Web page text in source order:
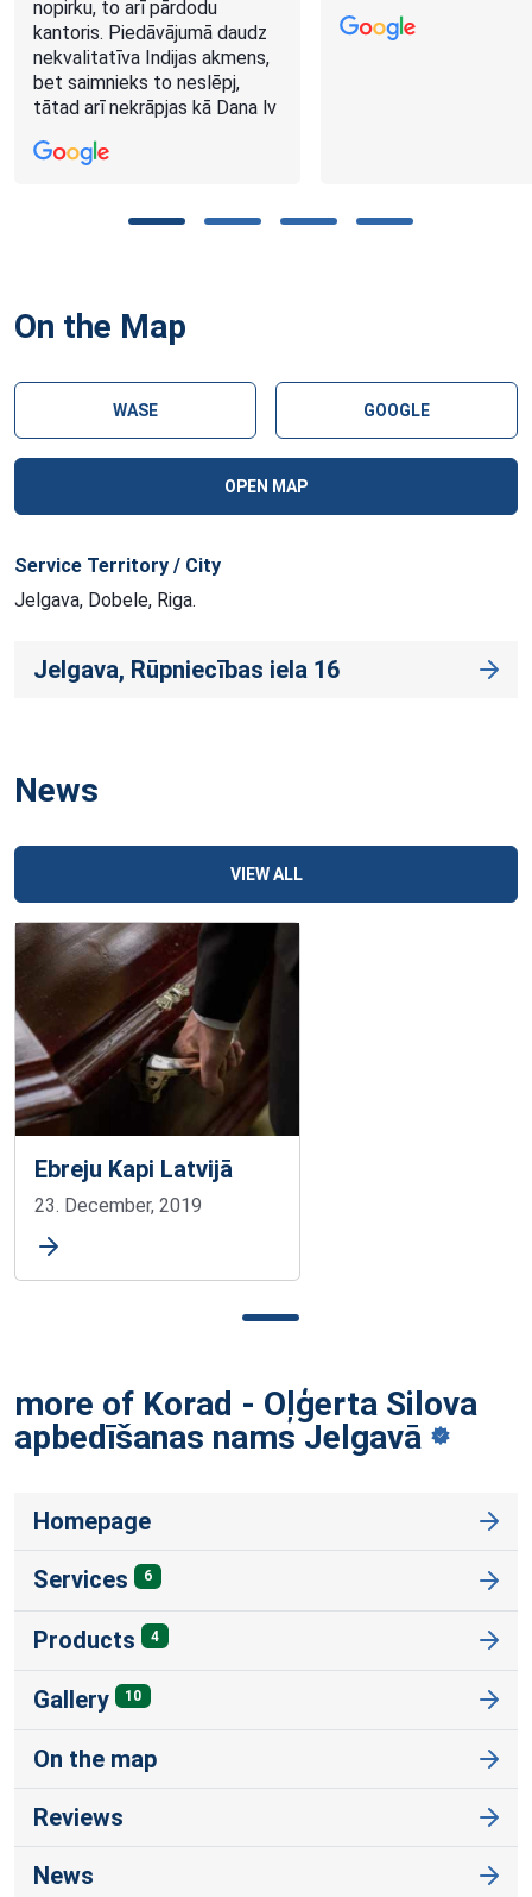
nopirku, to arī pārdodu
kantoris. Piedāvājumā daudz
nekvalitatīva Indijas akmens,
bet saimnieks to neslēpj,
tātad arī nekrāpjas kā Dana lv
On the Map
WASE GOOGLE
OPEN MAP
Service Territory / City
Jelgava, Dobele, Riga.
Jelgava, Rūpniecības iela 16
News
VIEW ALL
Ebreju Kapi Latvijā
23. December, 2019
more of Korad - Oļģerta Silova
apbedīšanas nams Jelgavā
Homepage
Services 6
Products 4
Gallery 10
On the map
Reviews
News